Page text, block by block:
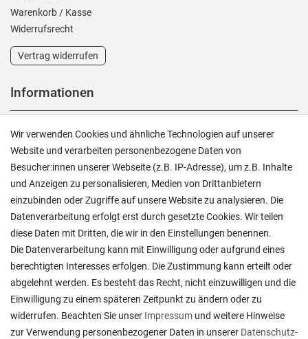
Warenkorb / Kasse
Widerrufs­recht
Vertrag widerrufen
Informationen
Versand und Zahlung
Rücksendungen
Lieferung in die Schweiz
Pflegesymbole
Lagerverkauf
Ratgeber & News
Ein einfach toller Service - prompte Lieferung und
sogar mit Pflegehinweis!
Datum der Veröffentlichung: 05.08.2026
Datum der Kauferfahrung: 29.07.2026
Wir verwenden Cookies und ähnliche Technologien auf unserer
Website und verarbeiten personenbezogene Daten von
Besucher:innen unserer Webseite (z.B. IP-Adresse), um z.B. Inhalte
und Anzeigen zu personalisieren, Medien von Drittanbietern
einzubinden oder Zugriffe auf unsere Website zu analysieren. Die
Datenverarbeitung erfolgt erst durch gesetzte Cookies. Wir teilen
diese Daten mit Dritten, die wir in den Einstellungen benennen.
Die Datenverarbeitung kann mit Einwilligung oder aufgrund eines
berechtigten Interesses erfolgen. Die Zustimmung kann erteilt oder
abgelehnt werden. Es besteht das Recht, nicht einzuwilligen und die
Einwilligung zu einem späteren Zeitpunkt zu ändern oder zu
widerrufen. Beachten Sie unser Impressum und weitere Hinweise
zur Verwendung personenbezogener Daten in unserer Daten­schutz­